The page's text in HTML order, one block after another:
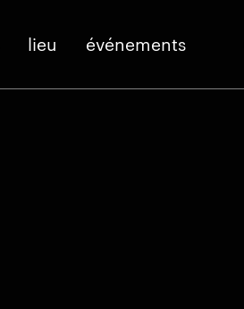
lieu événements